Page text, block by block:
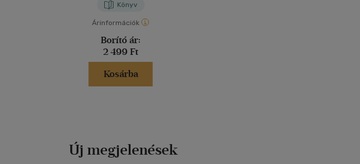
Könyv
Árinformációk
Borító ár:
2 499 Ft
Kosárba
Új megjelenések